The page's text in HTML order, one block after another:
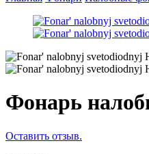
Фонарь
Оставить отзыв.